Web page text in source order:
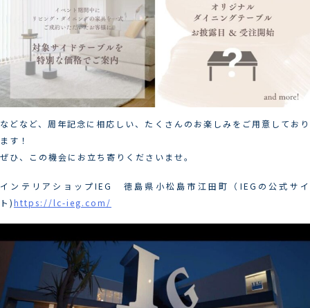
などなど、周年記念に相応しい、たくさんのお楽しみをご用意しており
ます！
ぜひ、この機会にお立ち寄りくださいませ。
インテリアショップIEG 徳島県小松島市江田町（IEGの公式サイ
ト)https://lc-ieg.com/